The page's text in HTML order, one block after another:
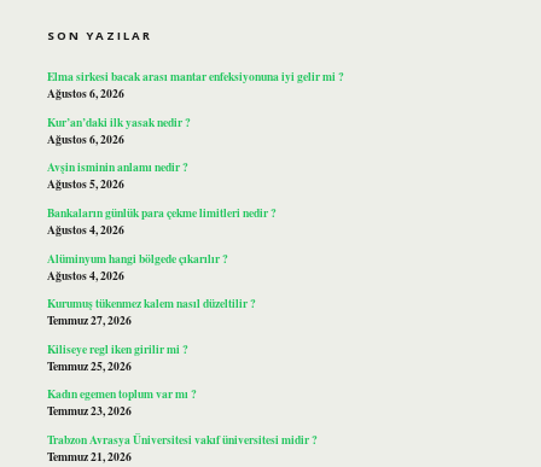
SON YAZILAR
Elma sirkesi bacak arası mantar enfeksiyonuna iyi gelir mi ?
Ağustos 6, 2026
Kur’an’daki ilk yasak nedir ?
Ağustos 6, 2026
Avşin isminin anlamı nedir ?
Ağustos 5, 2026
Bankaların günlük para çekme limitleri nedir ?
Ağustos 4, 2026
Alüminyum hangi bölgede çıkarılır ?
Ağustos 4, 2026
Kurumuş tükenmez kalem nasıl düzeltilir ?
Temmuz 27, 2026
Kiliseye regl iken girilir mi ?
Temmuz 25, 2026
Kadın egemen toplum var mı ?
Temmuz 23, 2026
Trabzon Avrasya Üniversitesi vakıf üniversitesi midir ?
Temmuz 21, 2026